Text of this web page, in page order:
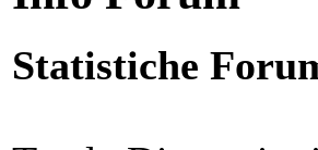
Statistiche